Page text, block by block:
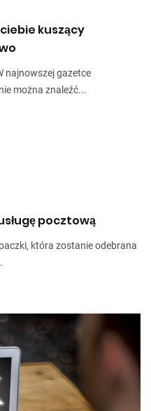
kuszący
najnowszej gazetce
można znaleźć...
pocztową
która zostanie odebrana